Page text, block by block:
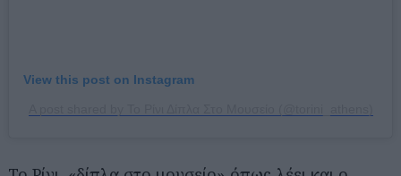
View this post on Instagram